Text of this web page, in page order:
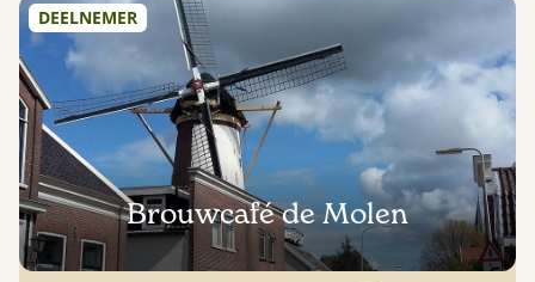
DEELNEMER
Brouwcafé de Molen